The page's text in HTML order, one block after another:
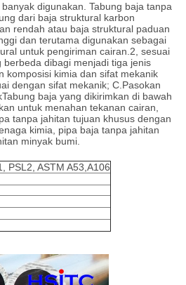
digunakan. Tabung baja tanpa
dari baja struktural karbon
rendah atau baja struktural paduan
dan terutama digunakan sebagai
untuk pengiriman cairan.2, sesuai
dibagi menjadi tiga jenis
komposisi kimia dan sifat mekanik
dengan sifat mekanik; C.Pasokan
baja yang dikirimkan di bawah
untuk menahan tekanan cairan,
tanpa jahitan tujuan khusus dengan
kimia, pipa baja tanpa jahitan
minyak bumi.
PSL2, ASTM A53,A106